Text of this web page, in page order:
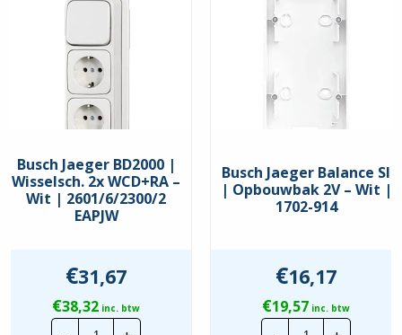
Busch Jaeger BD2000 |
Wisselsch. 2x WCD+RA –
Wit | 2601/6/2300/2
EAPJW
€31,67
€38,32 inc. btw
Busch
Busch Jaeger Balance SI
| Opbouwbak 2V – Wit |
1702-914
€16,17
€19,57 inc. btw
Busch